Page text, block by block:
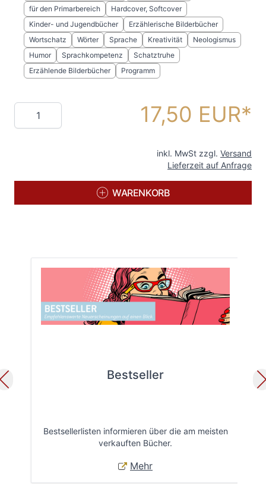
für den Primarbereich
Hardcover, Softcover
Kinder- und Jugendbücher
Erzählerische Bilderbücher
Wortschatz
Wörter Sprache Kreativität
Neologismus
Humor
Sprachkompetenz
Schatztruhe
Erzählende Bilderbücher
Programm
Menge 17,50 EUR
inkl. MwSt zzgl. Versand
Lieferzeit auf Anfrage
WARENKORB
Bestseller
Bestsellerlisten informieren über die am meisten
verkauften Bücher.
Mehr